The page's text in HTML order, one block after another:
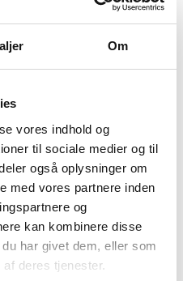
Om
vores indhold og
til sociale medier og til
også oplysninger om
med vores partnere inden
og
kan kombinere disse
har givet dem, eller som
deres tjenester.
er et 2-i-1 redskab med
er fremstillet af BPA-fri,
gør bestikket holdbart, let
Summit’s Spork tåler
er designet i samme form
så det kan stables og